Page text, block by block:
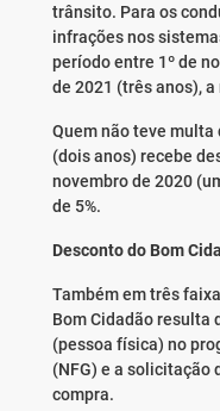
trânsito. Para os
infrações nos
período entre 1º de
de 2021 (três anos), a
Quem não teve multa
(dois anos) recebe
novembro de 2020
de 5%.
Desconto do Bom
Também em três
Bom Cidadão resulta
(pessoa física) no
(NFG) e a solicitação
compra.